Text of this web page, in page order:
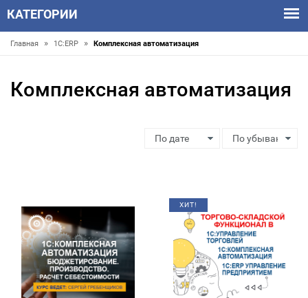
КАТЕГОРИИ
Главная » 1С:ERP » Комплексная автоматизация
Комплексная автоматизация
ХИТ!